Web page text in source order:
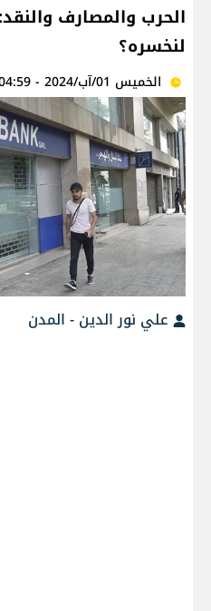
الحرب والمصارف
لنخسره؟
الخميس 01/آب/2024 - 04:59 م
علي نور الدين - المدن